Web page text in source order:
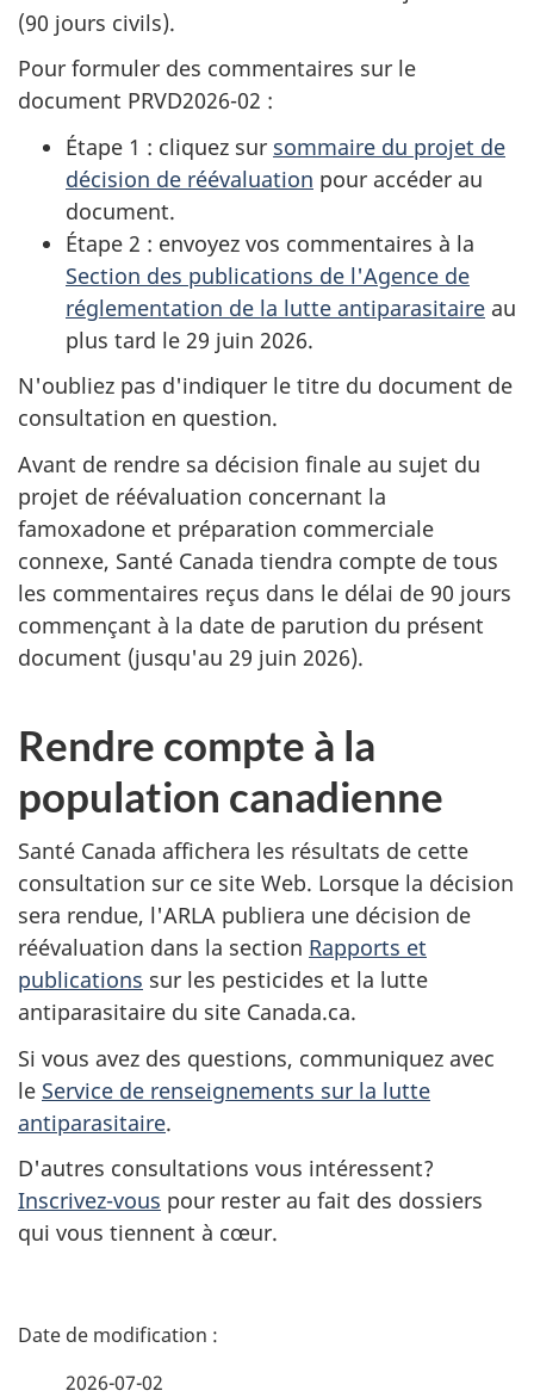
(90 jours civils).
Pour formuler des commentaires sur le
document PRVD2026-02 :
Étape 1 : cliquez sur sommaire du projet de
décision de réévaluation pour accéder au
document.
Étape 2 : envoyez vos commentaires à la
Section des publications de l'Agence de
réglementation de la lutte antiparasitaire au
plus tard le 29 juin 2026.
N'oubliez pas d'indiquer le titre du document de
consultation en question.
Avant de rendre sa décision finale au sujet du
projet de réévaluation concernant la
famoxadone et préparation commerciale
connexe, Santé Canada tiendra compte de tous
les commentaires reçus dans le délai de 90 jours
commençant à la date de parution du présent
document (jusqu'au 29 juin 2026).
Rendre compte à la
population canadienne
Santé Canada affichera les résultats de cette
consultation sur ce site Web. Lorsque la décision
sera rendue, l'ARLA publiera une décision de
réévaluation dans la section Rapports et
publications sur les pesticides et la lutte
antiparasitaire du site Canada.ca.
Si vous avez des questions, communiquez avec
le Service de renseignements sur la lutte
antiparasitaire.
D'autres consultations vous intéressent?
Inscrivez-vous pour rester au fait des dossiers
qui vous tiennent à cœur.
D
2026-07-02